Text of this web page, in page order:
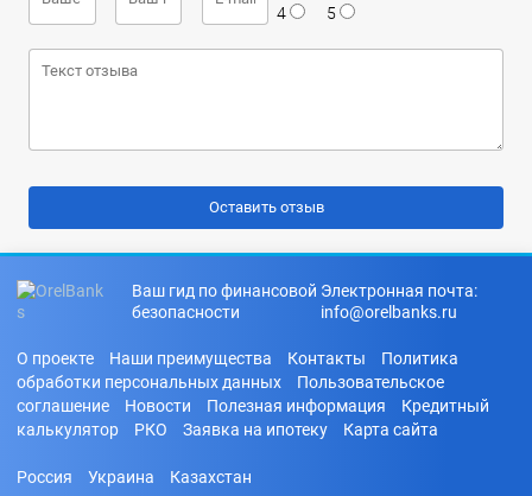
4
5
Ваш гид по финансовой
безопасности
Электронная почта:
info@orelbanks.ru
О проекте Наши преимущества Контакты
Политика
обработки персональных данных
Пользовательское
соглашение
Новости Полезная информация
Кредитный
калькулятор
РКО Заявка на ипотеку Карта сайта
Россия Украина Казахстан